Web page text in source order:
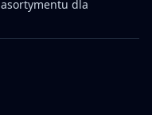
dla